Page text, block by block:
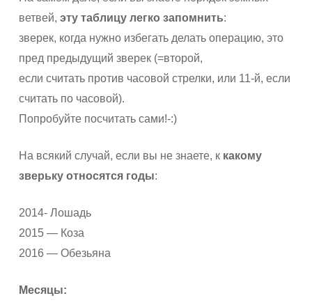
ветвей, эту таблицу легко запомнить:
зверек, когда нужно избегать делать операцию, это
пред предыдущий зверек (=второй,
если считать против часовой стрелки, или 11-й, если
считать по часовой).
Попробуйте посчитать сами!-:)
На всякий случай, если вы не знаете, к какому
зверьку относятся годы:
2014- Лошадь
2015 — Коза
2016 — Обезьяна
Месяцы: